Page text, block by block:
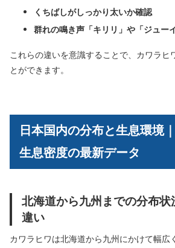
くちばしがしっかり太いか確認
群れの鳴き声「キリリ」や「ジュー
これらの違いを意識することで、カワラヒ
とができます。
日本国内の分布と生息環境
生息密度の最新データ
北海道から九州までの分布状
違い
カワラヒワは北海道から九州にかけて幅広